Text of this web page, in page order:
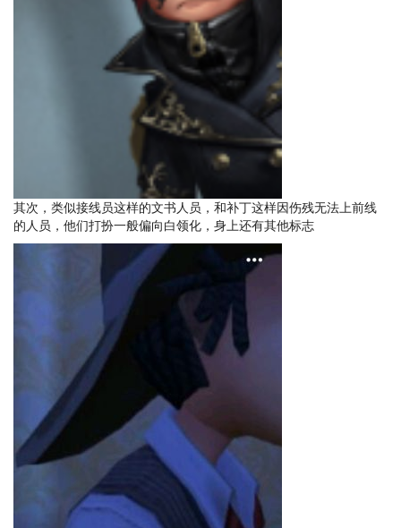
其次，类似接线员这样的文书人员，和补丁这样因伤残无法上前线
的人员，他们打扮一般偏向白领化，身上还有其他标志